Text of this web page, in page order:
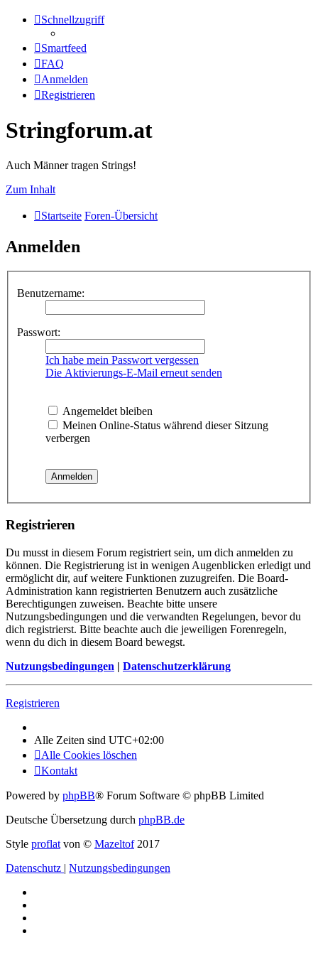
Schnellzugriff
Smartfeed
FAQ
Anmelden
Registrieren
Stringforum.at
Auch Männer tragen Strings!
Zum Inhalt
Startseite Foren-Übersicht
Anmelden
Benutzername:
Passwort:
Ich habe mein Passwort vergessen
Die Aktivierungs-E-Mail erneut senden
Angemeldet bleiben
Meinen Online-Status während dieser Sitzung
verbergen
Registrieren
Du musst in diesem Forum registriert sein, um dich anmelden zu
können. Die Registrierung ist in wenigen Augenblicken erledigt und
ermöglicht dir, auf weitere Funktionen zuzugreifen. Die Board-
Administration kann registrierten Benutzern auch zusätzliche
Berechtigungen zuweisen. Beachte bitte unsere
Nutzungsbedingungen und die verwandten Regelungen, bevor du
dich registrierst. Bitte beachte auch die jeweiligen Forenregeln,
wenn du dich in diesem Board bewegst.
Nutzungsbedingungen | Datenschutzerklärung
Registrieren
Alle Zeiten sind UTC+02:00
Alle Cookies löschen
Kontakt
Powered by phpBB® Forum Software © phpBB Limited
Deutsche Übersetzung durch phpBB.de
Style proflat von © Mazeltof2017
Datenschutz | Nutzungsbedingungen